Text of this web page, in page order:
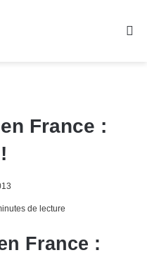
France :
de lecture
France :